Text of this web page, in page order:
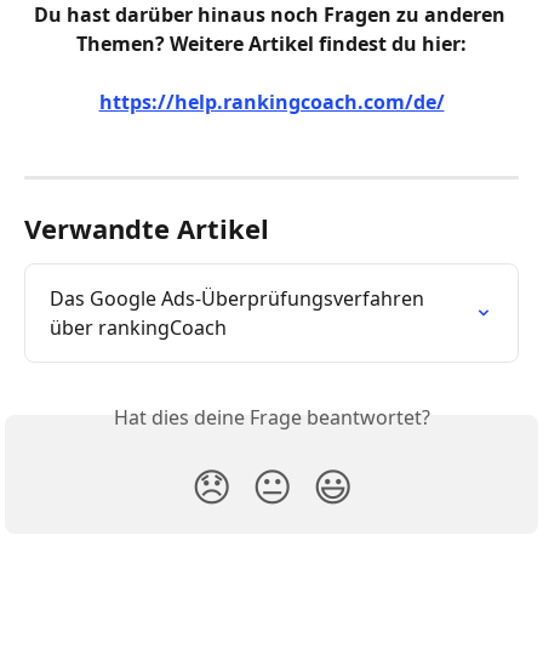
Du hast darüber hinaus noch Fragen zu anderen
Themen? Weitere Artikel findest du hier:
https://help.rankingcoach.com/de/
Verwandte Artikel
Das Google Ads-Überprüfungsverfahren
über rankingCoach
Hat dies deine Frage beantwortet?
😞 😐 😃